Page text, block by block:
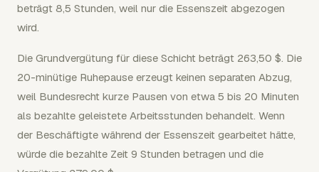
beträgt 8,5 Stunden, weil nur die Essenszeit abgezogen
wird.
Die Grundvergütung für diese Schicht beträgt 263,50 $. Die
20-minütige Ruhepause erzeugt keinen separaten Abzug,
weil Bundesrecht kurze Pausen von etwa 5 bis 20 Minuten
als bezahlte geleistete Arbeitsstunden behandelt. Wenn
der Beschäftigte während der Essenszeit gearbeitet hätte,
würde die bezahlte Zeit 9 Stunden betragen und die